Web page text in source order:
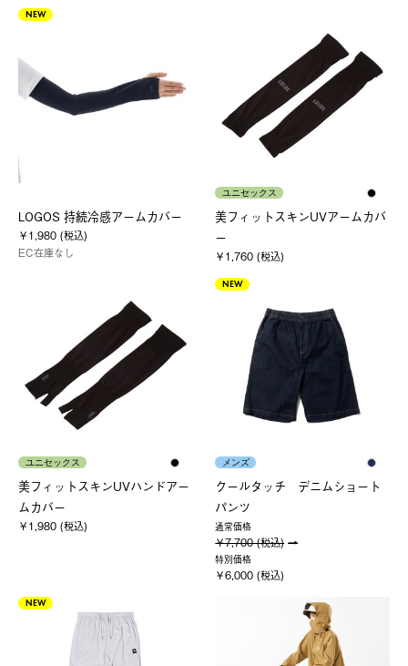
NEW
LOGOS 持続冷感アームカバー
￥1,980 (税込)
EC在庫なし
ユニセックス
美フィットスキンUVアームカバ
ー
￥1,760 (税込)
ユニセックス
美フィットスキンUVハンドアー
ムカバー
￥1,980 (税込)
NEW
メンズ
クールタッチ デニムショート
パンツ
通常価格
￥7,700 (税込)
特別価格
￥6,000 (税込)
NEW